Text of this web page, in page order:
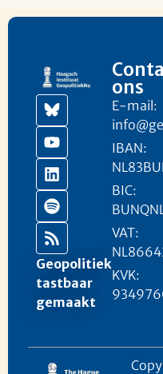
Geopolitiek
tastbaar
gemaakt
ons
E-mail:
IBAN:
BIC:
VAT:
KVK: